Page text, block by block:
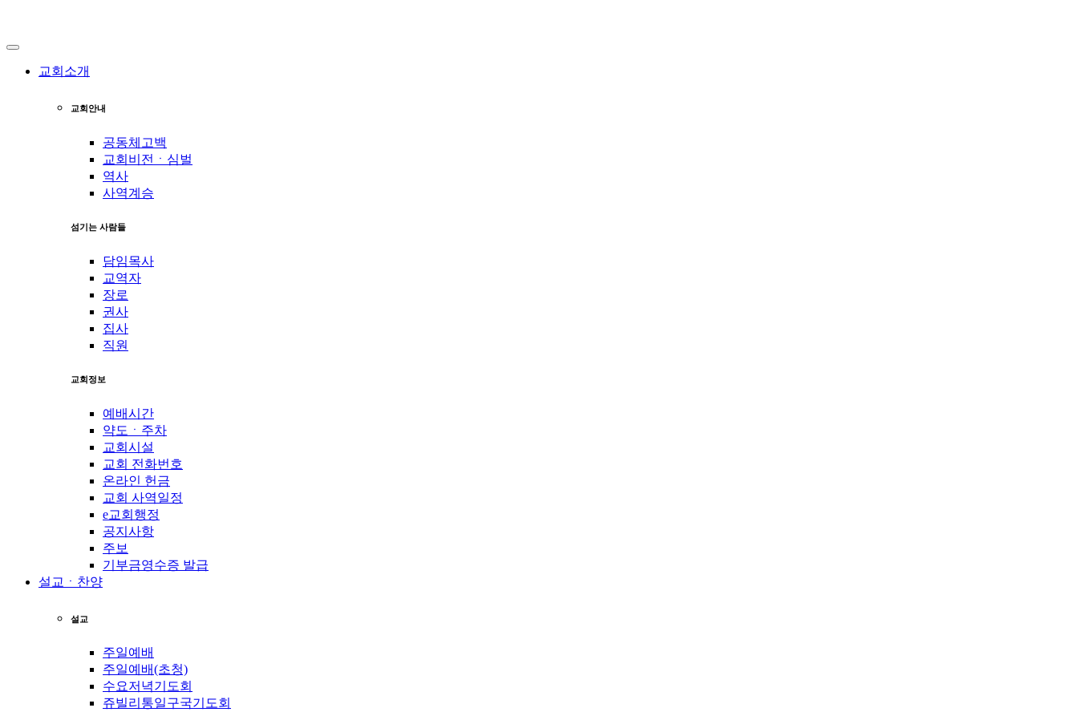
교회소개
교회안내
공동체고백
교회비전ㆍ심벌
역사
사역계승
섬기는 사람들
담임목사
교역자
장로
권사
집사
직원
교회정보
예배시간
약도ㆍ주차
교회시설
교회 전화번호
온라인 헌금
교회 사역일정
e교회행정
공지사항
주보
기부금영수증 발급
설교ㆍ찬양
설교
주일예배
주일예배(초청)
수요저녁기도회
쥬빌리통일구국기도회